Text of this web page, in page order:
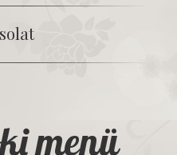
menü